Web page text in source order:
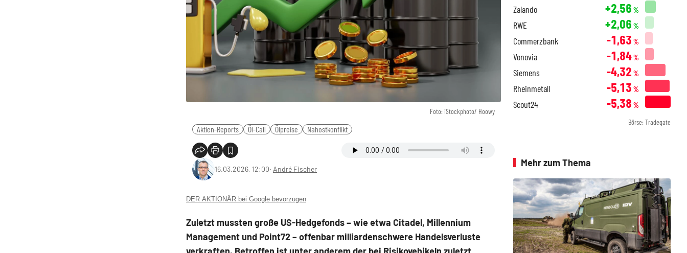
Foto: iStockphoto/ Hoowy
Aktien-Reports Öl-Call Ölpreise Nahostkonflikt
16.03.2026, 12:00‧ André Fischer
DER AKTIONÄR bei Google bevorzugen
Zuletzt mussten große US-Hedgefonds – wie etwa Citadel, Millennium
Management und Point72 – offenbar milliardenschwere Handelsverluste
Zalando +2,56 %
RWE +2,06 %
Commerzbank -1,63 %
Vonovia -1,84%
Siemens -4,32 %
Rheinmetall -5,13 %
Scout24 -5,38 %
Börse: Tradegate
Mehr zum Thema